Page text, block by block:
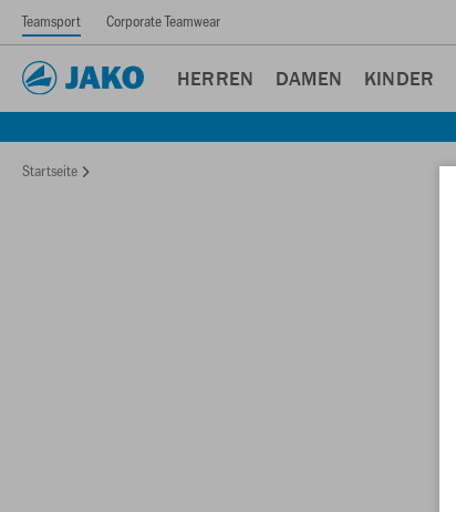
Teamsport Corporate Teamwear
HERREN DAMEN KINDER
Startseite